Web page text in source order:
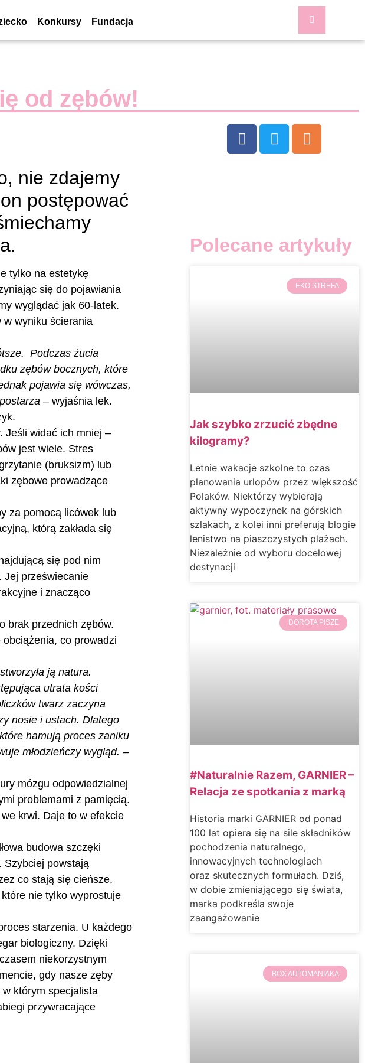
Konkursy Fundacja
od zębów!
nie zdajemy
postępować
tylko na estetykę
się do pojawiania
wyglądać jak 60-latek.
w wyniku ścierania
Podczas żucia
zębów bocznych, które
pojawia się wówczas,
– wyjaśnia lek.
Jeśli widać ich mniej –
jest wiele. Stres
(bruksizm) lub
zębowe prowadzące
za pomocą licówek lub
którą zakłada się
się pod nim
Jej przeświecanie
i znacząco
brak przednich zębów.
co prowadzi
ją natura.
utrata kości
twarz zaczyna
nosie i ustach. Dlatego
hamują proces zaniku
młodzieńczy wygląd. –
mózgu odpowiedzialnej
problemami z pamięcią.
krwi. Daje to w efekcie
budowa szczęki
Szybciej powstają
co stają się cieńsze,
nie tylko wyprostuje
starzenia. U każdego
biologiczny. Dzięki
niekorzystnym
gdy nasze zęby
którym specjalista
przywracające
Polecane artykuły
EKO STREFA
Jak szybko zrzucić zbędne
kilogramy?
Letnie wakacje szkolne to czas
planowania urlopów przez większość
Polaków. Niektórzy wybierają
aktywny wypoczynek na górskich
szlakach, z kolei inni preferują błogie
lenistwo na piaszczystych plażach.
Niezależnie od wyboru docelowej
destynacji
DOROTA PISZE
#Naturalnie Razem, GARNIER –
Relacja ze spotkania z marką
Historia marki GARNIER od ponad
100 lat opiera się na sile składników
pochodzenia naturalnego,
innowacyjnych technologiach
oraz skutecznych formułach. Dziś,
w dobie zmieniającego się świata,
marka podkreśla swoje
zaangażowanie
BOX AUTOMANIAKA